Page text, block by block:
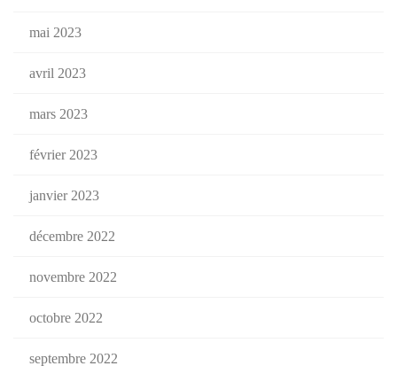
mai 2023
avril 2023
mars 2023
février 2023
janvier 2023
décembre 2022
novembre 2022
octobre 2022
septembre 2022